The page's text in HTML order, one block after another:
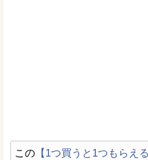
この 【1つ買うと1つもらえ